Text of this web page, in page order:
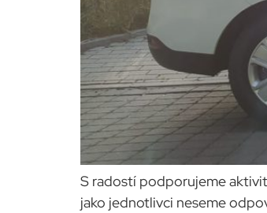
S radostí podporujeme
jako jednotlivci neseme